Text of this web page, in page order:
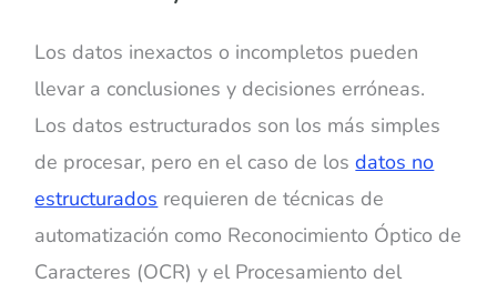
Los datos inexactos o incompletos pueden
llevar a conclusiones y decisiones erróneas.
Los datos estructurados son los más simples
de procesar, pero en el caso de losdatos no
estructurados requieren de técnicas de
automatización como Reconocimiento Óptico de
Caracteres (OCR) y el Procesamiento del